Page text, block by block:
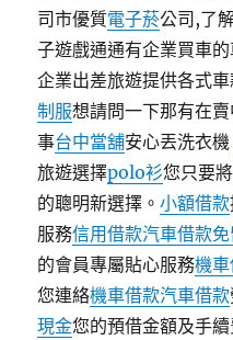
司市優質電子菸公司,了
子遊戲通通有企業買車
企業出差旅遊提供各式
制服想請問一下那有在
事台中當舖安心丟洗衣機
旅遊選擇polo衫您只要
的聰明新選擇。小額借款
服務信用借款汽車借款
的會員專屬貼心服務機
您連絡機車借款汽車借款
現金您的預借金額及手續